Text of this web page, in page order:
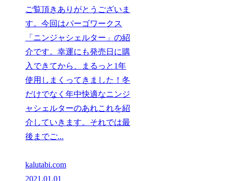
ご覧頂きありがとうございま
す。今回はパーゴワークス
「ニンジャシェルター」の紹
介です。幸運にも発売日に購
入できてから、まるっと1年
使用しまくってきました！冬
だけでなく年中快適なニンジ
ャシェルターのあれこれを紹
介していきます。それでは最
後までご...
kalutabi.com
2021.01.01